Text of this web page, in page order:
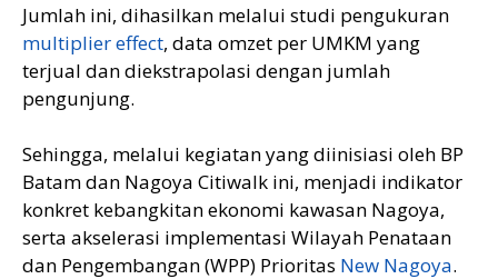
Jumlah ini, dihasilkan melalui studi pengukuran
multiplier effect, data omzet per UMKM yang
terjual dan diekstrapolasi dengan jumlah
pengunjung.
Sehingga, melalui kegiatan yang diinisiasi oleh BP
Batam dan Nagoya Citiwalk ini, menjadi indikator
konkret kebangkitan ekonomi kawasan Nagoya,
serta akselerasi implementasi Wilayah Penataan
dan Pengembangan (WPP) Prioritas New Nagoya.